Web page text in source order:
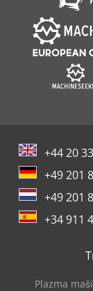
+44 20
+49 201
+49 201
+34 911
Plazma